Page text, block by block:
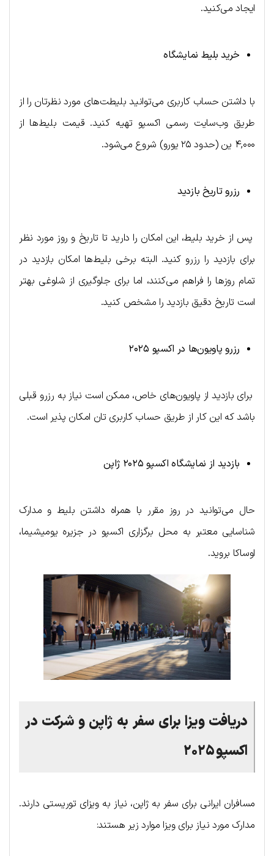
ایجاد می‌کنید.
خرید بلیط نمایشگاه
با داشتن حساب کاربری می‌توانید بلیطت‌های مورد نظرتان را از
طریق وب‌سایت رسمی اکسپو تهیه کنید. قیمت بلیط‌ها از
۴,۰۰۰ ین (حدود ۲۵ یورو) شروع می‌شود.
رزرو تاریخ بازدید
پس از خرید بلیط، این امکان را دارید تا تاریخ و روز مورد نظر
برای بازدید را رزرو کنید. البته برخی بلیط‌ها امکان بازدید در
تمام روزها را فراهم می‌کنند، اما برای جلوگیری از شلوغی بهتر
است تاریخ دقیق بازدید را مشخص کنید.
رزرو پاویون‌ها در اکسپو ۲۰۲۵
برای بازدید از پاویون‌های خاص، ممکن است نیاز به رزرو قبلی
باشد که این کار از طریق حساب کاربری تان امکان پذیر است.
بازدید از نمایشگاه اکسپو ۲۰۲۵ ژاپن
حال می‌توانید در روز مقرر با همراه داشتن بلیط و مدارک
شناسایی معتبر به محل برگزاری اکسپو در جزیره یومیشیما،
اوساکا بروید.
دریافت ویزا برای سفر به ژاپن و شرکت در
اکسپو ۲۰۲۵
مسافران ایرانی برای سفر به ژاپن، نیاز به ویزای توریستی دارند.
مدارک مورد نیاز برای ویزا موارد زیر هستند: